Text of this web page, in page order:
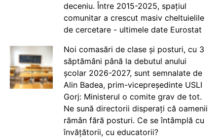
deceniu. Între 2015-2025, spațiul
comunitar a crescut masiv cheltuielile
de cercetare - ultimele date Eurostat
Noi comasări de clase și posturi, cu 3
săptămâni până la debutul anului
școlar 2026-2027, sunt semnalate de
Alin Badea, prim-vicepreședinte USLI
Gorj: Ministerul o comite grav de tot.
Ne sună directorii disperați că oamenii
rămân fără posturi. Ce se întâmplă cu
învățătorii, cu educatorii?